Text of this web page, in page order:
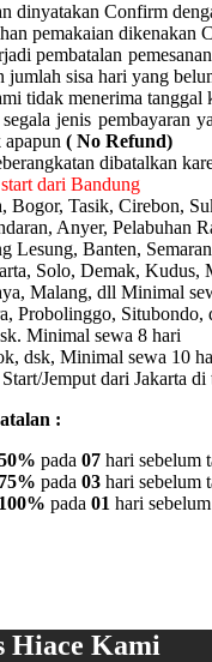
dinyatakan Confirm
pemakaian dikenakan
pembatalan
jumlah sisa hari yang
tidak menerima tanggal
jenis pembayaran
apapun ( No Refund)
dibatalkan
dari Bandung
Bogor, Tasik, Cirebon,
Anyer, Pelabuhan
Lesung, Banten,
Solo, Demak, Kudus,
Malang, dll Minimal
Probolinggo,
Minimal sewa 8 hari
dsk, Minimal sewa 10
Jemput dari Jakarta
:
pada 07 hari sebelum
75% pada 03 hari sebelum
100% pada 01 hari
Hiace Kami